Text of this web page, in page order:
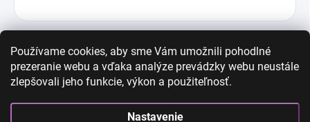
Používame cookies, aby sme Vám umožnili pohodlné
prezeranie webu a vďaka analýze prevádzky webu neustále
zlepšovali jeho funkcie, výkon a použiteľnosť.
Nastavenie
High-contrast mode